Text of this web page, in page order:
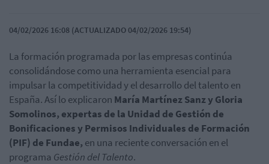
04/02/2026 16:08 (ACTUALIZADO 04/02/2026 19:54)
La formación programada por las empresas continúa
consolidándose como una herramienta esencial para
impulsar la competitividad y el desarrollo del talento en
España. Así lo explicaron María Martínez Sanz y Gloria
Somolinos, expertas de la Unidad de Gestión de
Bonificaciones y Permisos Individuales de Formación
(PIF) de Fundae, en una reciente conversación en el
programa Gestión del Talento.